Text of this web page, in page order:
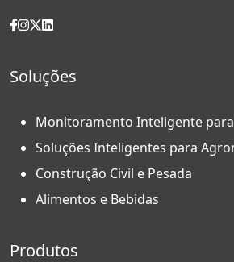
Soluções
Monitoramento Inteligente para
Soluções Inteligentes para
Construção Civil e Pesada
Alimentos e Bebidas
Produtos